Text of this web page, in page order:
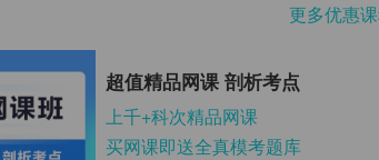
更多优惠
超值精品网课 剖析考点
上千+科次精品网课
买网课即送全真模考题库